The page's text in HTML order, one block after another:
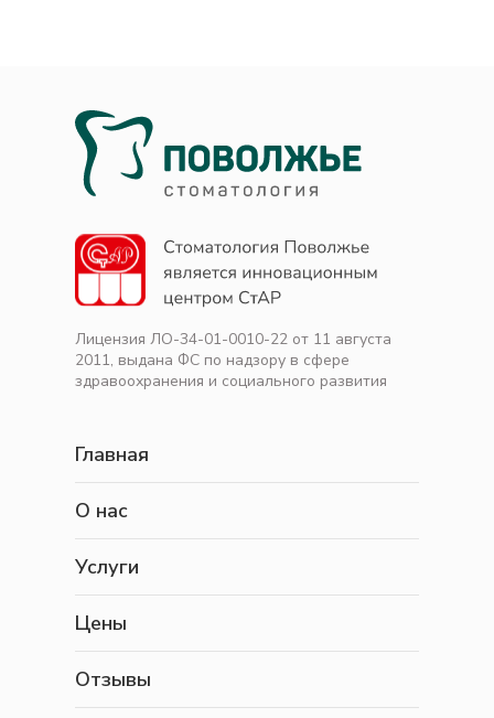
Лицензия ЛО-34-01-0010-22 от 11 августа
2011, выдана ФС по надзору в сфере
здравоохранения и социального развития
Главная
О нас
Услуги
Цены
Отзывы